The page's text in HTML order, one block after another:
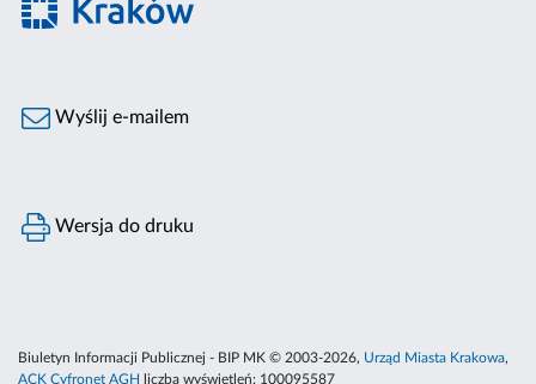
Wyślij e-mailem
Wersja do druku
Biuletyn Informacji Publicznej - BIP MK © 2003-2026, Urząd Miasta Krakowa,
ACK Cyfronet AGH
liczba wyświetleń: 100095587